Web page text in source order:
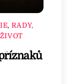
, RADY,